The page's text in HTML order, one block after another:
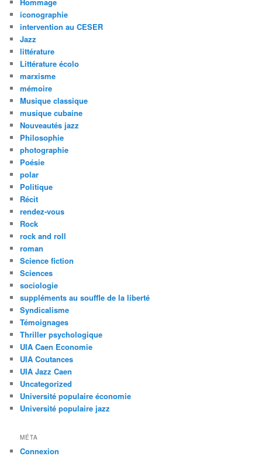
iconographie
intervention au CESER
Jazz
littérature
Littérature écolo
marxisme
mémoire
Musique classique
musique cubaine
Nouveautés jazz
Philosophie
photographie
Poésie
polar
Politique
Récit
rendez-vous
Rock
rock and roll
roman
Science fiction
Sciences
sociologie
suppléments au souffle de la liberté
Syndicalisme
Témoignages
Thriller psychologique
UIA Caen Economie
UIA Coutances
UIA Jazz Caen
Uncategorized
Université populaire économie
Université populaire jazz
MÉTA
Connexion